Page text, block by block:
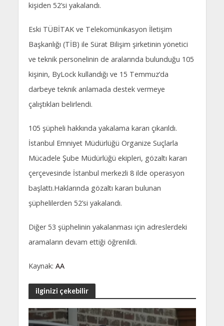
kişiden 52’si yakalandı.
Eski TÜBİTAK ve Telekomünikasyon İletişim
Başkanlığı (TİB) ile Sürat Bilişim şirketinin yönetici
ve teknik personelinin de aralarında bulunduğu 105
kişinin, ByLock kullandığı ve 15 Temmuz’da
darbeye teknik anlamada destek vermeye
çalıştıkları belirlendi.
105 şüpheli hakkında yakalama kararı çıkarıldı.
İstanbul Emniyet Müdürlüğü Organize Suçlarla
Mücadele Şube Müdürlüğü ekipleri, gözaltı kararı
çerçevesinde İstanbul merkezli 8 ilde operasyon
başlattı.Haklarında gözaltı kararı bulunan
şüphelilerden 52’si yakalandı.
Diğer 53 şüphelinin yakalanması için adreslerdeki
aramaların devam ettiği öğrenildi.
Kaynak: AA
ilginizi çekebilir